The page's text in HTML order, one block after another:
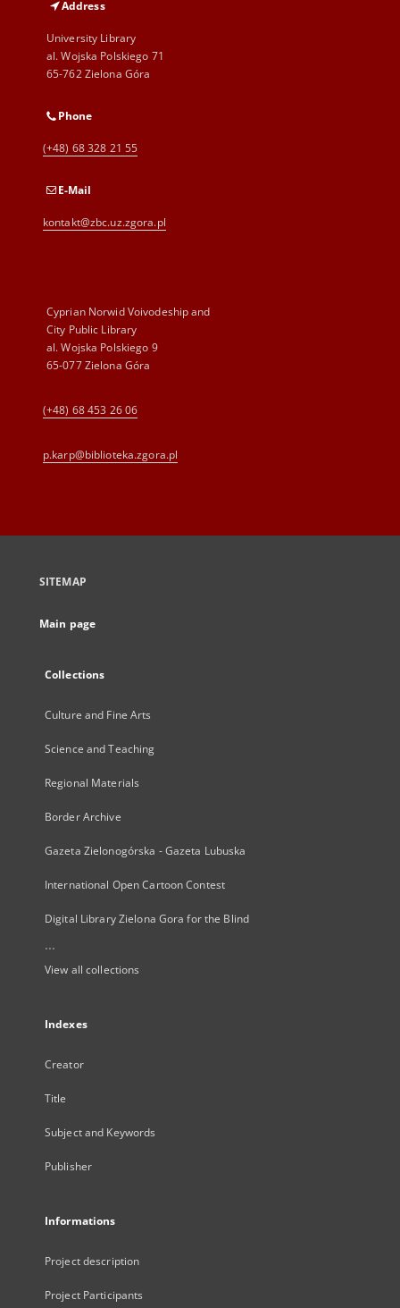
Address
University Library
al. Wojska Polskiego 71
65-762 Zielona Góra
Phone
(+48) 68 328 21 55
E-Mail
kontakt@zbc.uz.zgora.pl
Cyprian Norwid Voivodeship and
City Public Library
al. Wojska Polskiego 9
65-077 Zielona Góra
(+48) 68 453 26 06
p.karp@biblioteka.zgora.pl
SITEMAP
Main page
Collections
Culture and Fine Arts
Science and Teaching
Regional Materials
Border Archive
Gazeta Zielonogórska - Gazeta Lubuska
International Open Cartoon Contest
Digital Library Zielona Gora for the Blind
...
View all collections
Indexes
Creator
Title
Subject and Keywords
Publisher
Informations
Project description
Project Participants